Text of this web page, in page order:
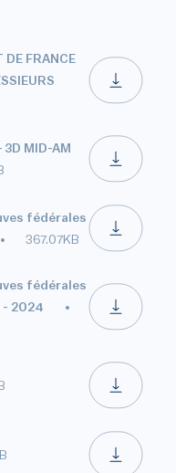
DE FRANCE
3D MID-AM
fédérales
367.07KB
fédérales
- 2024